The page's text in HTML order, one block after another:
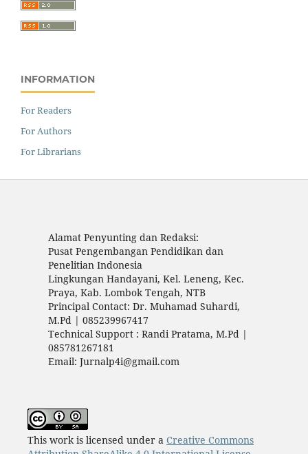
INFORMATION
For Readers
For Authors
For Librarians
Alamat Penyunting dan Redaksi:
Pusat Pengembangan Pendidikan dan
Penelitian Indonesia
Lingkungan Handayani, Kel. Leneng, Kec.
Praya, Kab. Lombok Tengah, NTB
Principal Contact: Dr. Muhamad Suhardi,
M.Pd | 085239967417
Technical Support : Randi Pratama, M.Pd |
085781267181
Email: Jurnalp4i@gmail.com
This work is licensed under a Creative Commons